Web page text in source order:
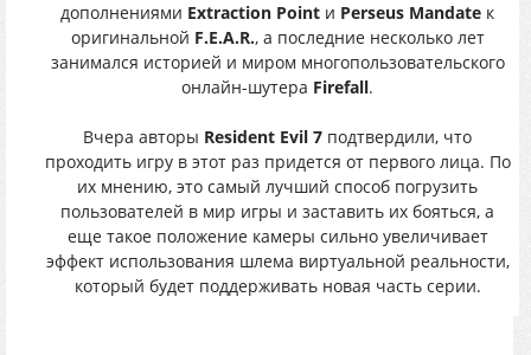
дополнениями Extraction Point и Perseus Mandate к
оригинальной F.E.A.R., а последние несколько лет
занимался историей и миром многопользовательского
онлайн-шутера Firefall.
Вчера авторы Resident Evil 7 подтвердили, что
проходить игру в этот раз придется от первого лица. По
их мнению, это самый лучший способ погрузить
пользователей в мир игры и заставить их бояться, а
еще такое положение камеры сильно увеличивает
эффект использования шлема виртуальной реальности,
который будет поддерживать новая часть серии.